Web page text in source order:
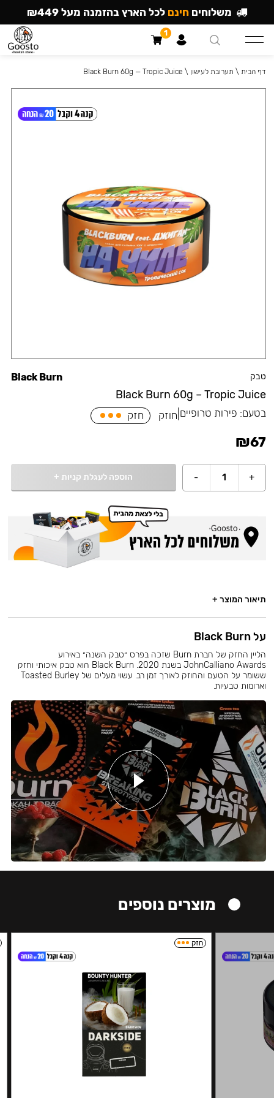
טבק
Black Burn 60g – Tropic Juice
Black Burn
בטעם: פירות טרופיים חוזק חזק
₪67
+
1
- הוספה לעגלת קניות +
דף הבית \ תערובת לעישון \
Black Burn 60g — Tropic Juice
תיאור המוצר +
על Black Burn
הליין החזק של חברת Burn שזכה בפרס ״טבק השנה״ באירוע
JohnCalliano Awards בשנת 2020. Black Burn הוא טבק איכותי וחזק
ששומר על הטעם והחוזק לאורך זמן רב. עשוי מעלים של Toasted Burley
וארומות טבעיות.
מוצרים נוספים
חזק
משלוחים חינם לכל הארץ בהזמנה מעל ₪449
1